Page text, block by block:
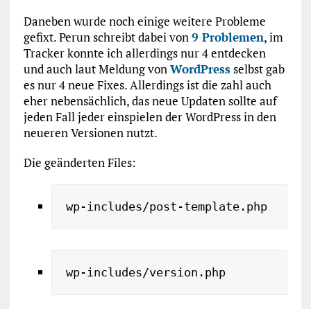
Daneben wurde noch einige weitere Probleme
gefixt. Perun schreibt dabei von9 Problemen, im
Tracker konnte ich allerdings nur 4 entdecken
und auch laut Meldung vonWordPressselbst gab
es nur 4 neue Fixes. Allerdings ist die zahl auch
eher nebensächlich, das neue Updaten sollte auf
jeden Fall jeder einspielen der WordPress in den
neueren Versionen nutzt.
Die geänderten Files:
wp-includes/post-template.php
wp-includes/version.php